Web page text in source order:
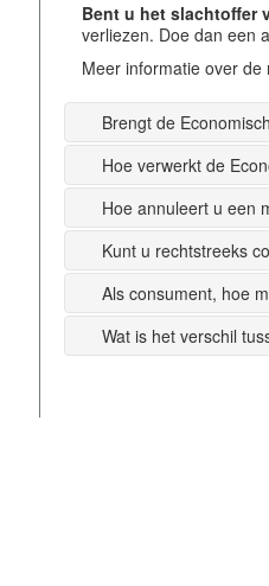
Bent u het slachtoffer
verliezen. Doe dan een
Meer informatie over
Brengt de
Hoe verwerkt de
Hoe annuleert u een
Kunt u rechtstreeks
Als consument, hoe
Wat is het verschil